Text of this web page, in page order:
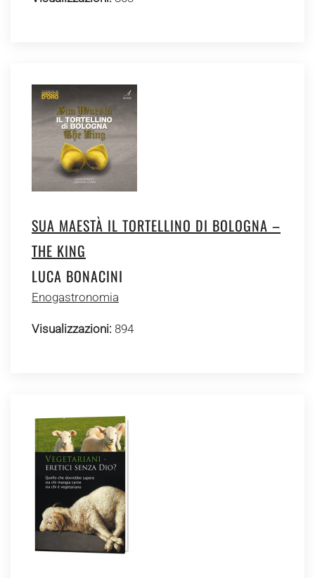
SUA MAESTÀ IL TORTELLINO DI BOLOGNA –
THE KING
LUCA BONACINI
Enogastronomia
Visualizzazioni: 894